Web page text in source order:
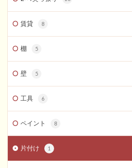
賃貸 8
棚 5
壁 5
工具 6
ペイント 8
片付け 1